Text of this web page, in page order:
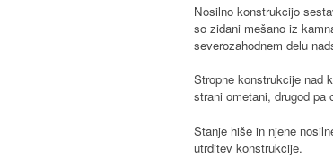
Nosilno konstrukcijo
so zidani mešano iz
severozahodnem delu
Stropne konstrukcije nad
strani ometani, drugod pa
Stanje hiše in njene
utrditev konstrukcije.